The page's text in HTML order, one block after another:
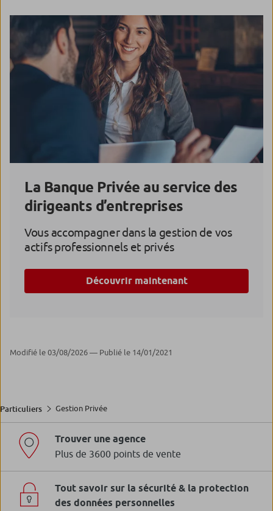
La Banque Privée au service des
dirigeants d’entreprises
Vous accompagner dans la gestion de vos
actifs professionnels et privés
Découvrir maintenant
Modifié le 03/08/2026 — Publié le 14/01/2021
Particuliers Gestion Privée
Trouver une agence
Plus de 3600 points de vente
Tout savoir sur la sécurité & la protection
des données personnelles